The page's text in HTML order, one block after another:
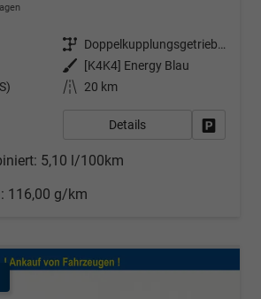
Getriebe
Doppelkupplungsgetriebe (DSG)
Außenfarbe
[K4K4] Energy Blau
Kilometerstand 20 km
Details
5,10 l/100km
116,00 g/km